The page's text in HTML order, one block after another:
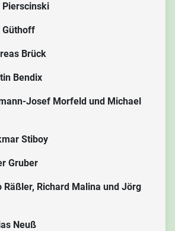
Pierscinski
Güthoff
Brück
Bendix
Josef Morfeld und Michael
Stiboy
Gruber
Räßler, Richard Malina und Jörg
Neuß